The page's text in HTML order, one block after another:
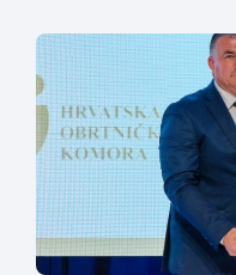
otvoren u petak, 23.
poslijepodnevnim, uz
domaćina. Tijekom
predavanja,
aktualne teme. […]